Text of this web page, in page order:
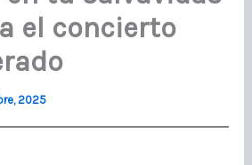
el concierto
2025